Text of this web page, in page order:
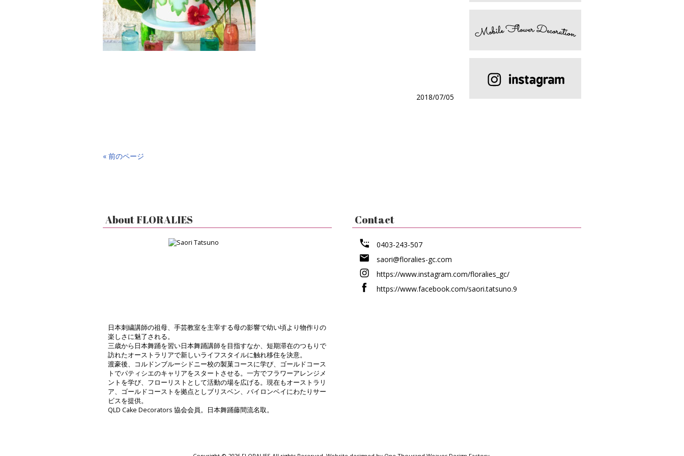
2018/07/05
« 前のページ
About FLORALIES
日本刺繍講師の祖母、手芸教室を主宰する母の影響で幼い頃より物作りの
楽しさに魅了される。
三歳から日本舞踊を習い日本舞踊講師を目指すなか、短期滞在のつもりで
訪れたオーストラリアで新しいライフスタイルに触れ移住を決意。
渡豪後、コルドンブルーシドニー校の製菓コースに学び、ゴールドコース
トでパティシエのキャリアをスタートさせる。一方でフラワーアレンジメ
ントを学び、フローリストとして活動の場を広げる。現在もオーストラリ
ア、ゴールドコーストを拠点としブリスベン、バイロンベイにわたりサー
ビスを提供。
QLD Cake Decorators 協会会員。日本舞踊藤間流名取。
Contact
0403-243-507
saori@floralies-gc.com
https://www.instagram.com/floralies_gc/
https://www.facebook.com/saori.tatsuno.9